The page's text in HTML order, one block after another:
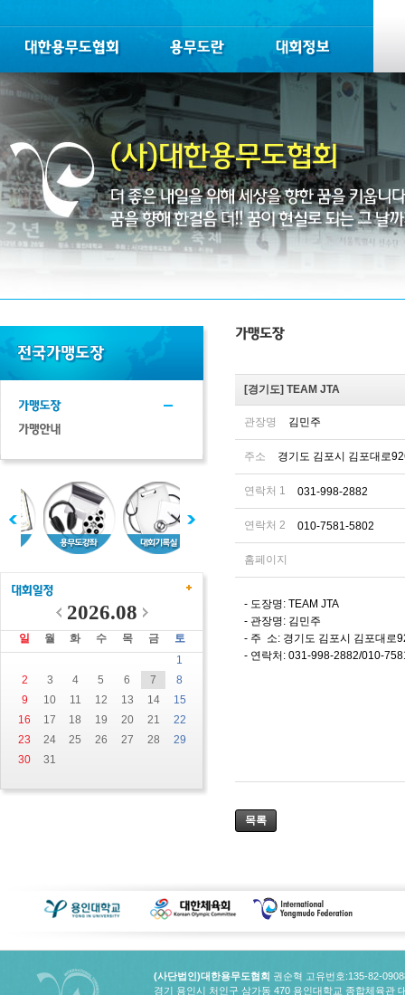
2026.08
일 월 화 수 목 금
토
1
2
3 4 5 6 7
8
9
10 11 12 13 14
15
16
17 18 19 20 21
22
23
24 25 26 27 28
29
30
31
[경기도] TEAM JTA
관장명 김민주
주소 경기도 김포시 김포대로
연락처 1 031-998-2882
연락처 2 010-7581-5802
홈페이지
- 도장명: TEAM JTA
- 관장명: 김민주
- 주 소: 경기도 김포시 김포대로
- 연락처: 031-998-2882/010-
목록
(사단법인)대한용무도협회 권순혁 고유번호:135-82-
경기 용인시 처인구 삼가동 470 용인대학교 종합체육관